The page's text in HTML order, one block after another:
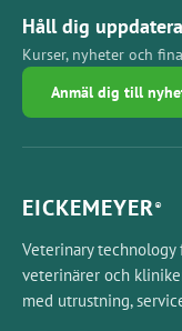
Håll dig
Kurser, nyheter och
Anmäl dig till
EICKEMEYER®
Veterinary
veterinärer och
med utrustning,